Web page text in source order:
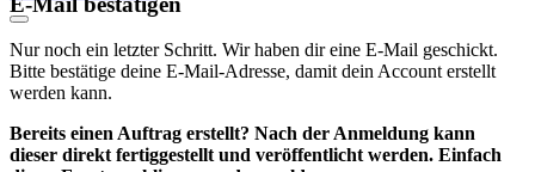
Nur noch ein letzter Schritt. Wir haben dir eine E-Mail geschickt.
Bitte bestätige deine E-Mail-Adresse, damit dein Account erstellt
werden kann.
Bereits einen Auftrag erstellt? Nach der Anmeldung kann
dieser direkt fertiggestellt und veröffentlicht werden. Einfach